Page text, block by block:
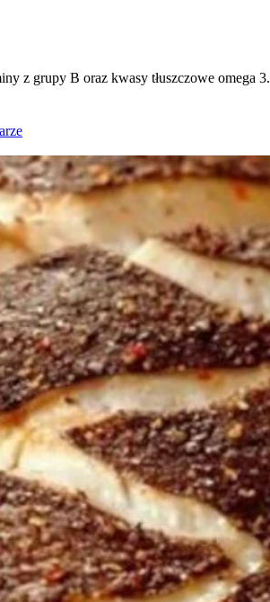
z grupy B oraz kwasy tłuszczowe omega 3.